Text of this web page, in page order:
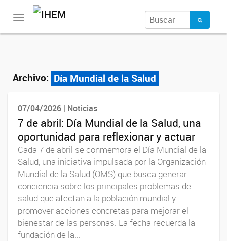
Toggle
Archivo: Día Mundial de la Salud
07/04/2026 | Noticias
7 de abril: Día Mundial de la Salud, una
oportunidad para reflexionar y actuar
Cada 7 de abril se conmemora el Día Mundial de la
Salud, una iniciativa impulsada por la Organización
Mundial de la Salud (OMS) que busca generar
conciencia sobre los principales problemas de
salud que afectan a la población mundial y
promover acciones concretas para mejorar el
bienestar de las personas. La fecha recuerda la
fundación de la...